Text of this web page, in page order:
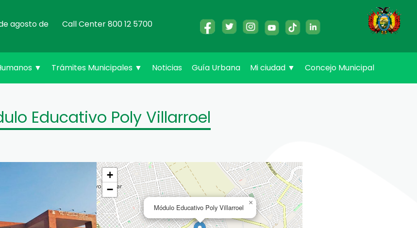
agosto de
Call Center 800 12 5700
▼ Trámites Municipales ▼ Noticias Guía Urbana Mi ciudad ▼ Concejo Municipal
Educativo Poly Villarroel
Módulo Educativo Poly Villarroel
×
+
−